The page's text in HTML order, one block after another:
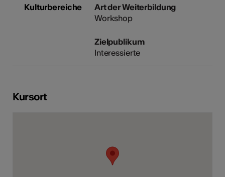
Kulturbereiche
Art der Weiterbildung
Workshop
Zielpublikum
Interessierte
Kursort